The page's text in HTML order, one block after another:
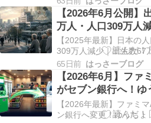
る」——モカが語った、
の揺るぎない思い 約1カ
止から復帰したILLITのモ
週のステージに合流。本
Weverse（アーティス
【2026年6月公開】
万人・人口309万人
年の少子化データが
金・医療・地域の未
【2025年最新】日本の
309万人減少｜出生数67
化は想定より15年早かっ
最新データ 出生数67万
309万人減日本の人口減
最大の幅」を記録 この
2025年の日本は、出生
の両面で過去最悪を更
65日前 はっさーブログ
【2026年6月】ファ
がセブン銀行へ！ゆ
ネット銀行の手数料
わる？
【2026年最新】ファミ
ン銀行へ変更！ゆうちょ